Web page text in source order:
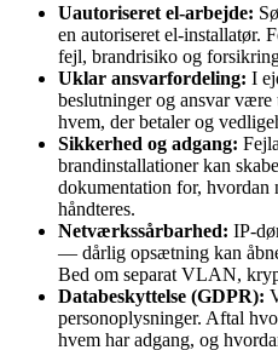
Uautoriseret el-arbejde:
en autoriseret el-installatør.
fejl, brandrisiko og
Uklar ansvarfordeling: I
beslutninger og ansvar
hvem, der betaler og
Sikkerhed og adgang:
brandinstallationer kan
dokumentation for, hvordan
håndteres.
Netværkssårbarhed: IP-
— dårlig opsætning kan
Bed om separat VLAN,
Databeskyttelse (GDPR):
personoplysninger. Aftal
hvem har adgang, og